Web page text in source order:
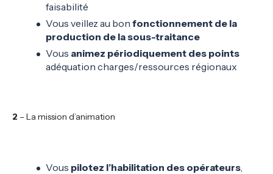
faisabilité
Vous veillez au bon fonctionnement de la
production de la sous-traitance
Vous animez périodiquement des points
adéquation charges/ressources régionaux
2 – La mission d’animation
Vous pilotez l’habilitation des opérateurs,